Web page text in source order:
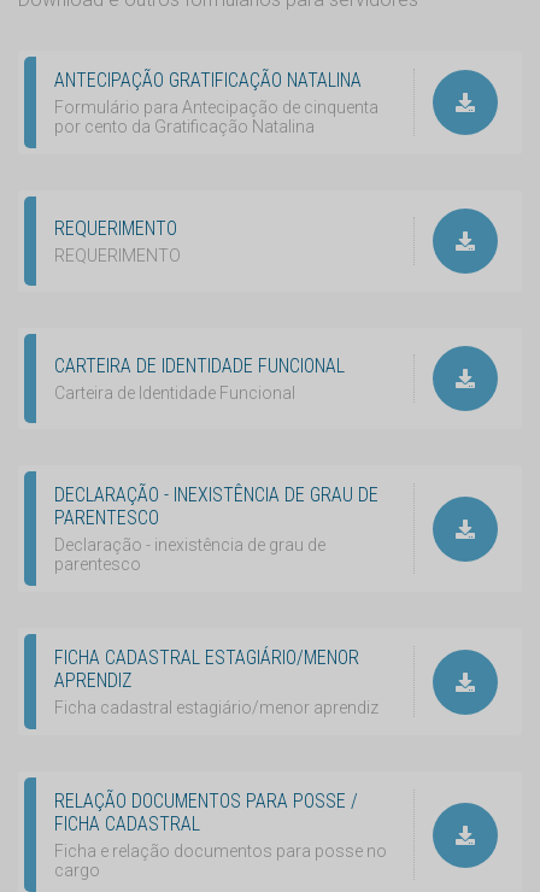
ANTECIPAÇÃO GRATIFICAÇÃO NATALINA
Formulário para Antecipação de cinquenta
por cento da Gratificação Natalina
REQUERIMENTO
REQUERIMENTO
CARTEIRA DE IDENTIDADE FUNCIONAL
Carteira de Identidade Funcional
DECLARAÇÃO - INEXISTÊNCIA DE GRAU DE
PARENTESCO
Declaração - inexistência de grau de
parentesco
FICHA CADASTRAL ESTAGIÁRIO/MENOR
APRENDIZ
Ficha cadastral estagiário/menor aprendiz
RELAÇÃO DOCUMENTOS PARA POSSE /
FICHA CADASTRAL
Ficha e relação documentos para posse no
cargo